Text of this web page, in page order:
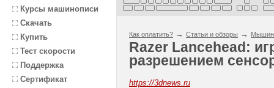
Курсы машинописи
Скачать
Купить
Тест скорости
Поддержка
Сертификат
Как оплатить? → Статьи и обзоры →
Razer Lancehead:
разрешением
https://3dnews.ru